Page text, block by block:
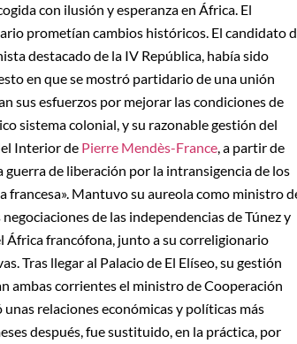
con ilusión y esperanza en África. El
prometían cambios históricos. El candidato
destacado de la IV República, había sido
en que se mostró partidario de una unión
sus esfuerzos por mejorar las condiciones de
sistema colonial, y su razonable gestión del
Interior de Pierre Mendès-France, a partir de
de liberación por la intransigencia de los
francesa». Mantuvo su aureola como ministro
de las independencias de Túnez y
África francófona, junto a su correligionario
Tras llegar al Palacio de El Elíseo, su gestión
ambas corrientes el ministro de Cooperación
unas relaciones económicas y políticas más
después, fue sustituido, en la práctica, por